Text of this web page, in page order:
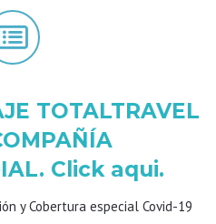
TOTALTRAVEL
Click aqui.
y Cobertura especial Covid-19